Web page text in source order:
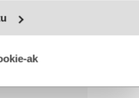
eta zerbitzuak
irakurri
ak